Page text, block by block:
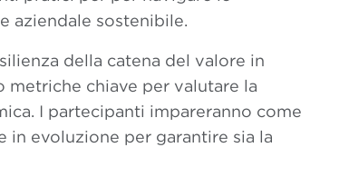
aziendale sostenibile.
della catena del valore in
chiave per valutare la
I partecipanti impareranno come
in evoluzione per garantire sia la